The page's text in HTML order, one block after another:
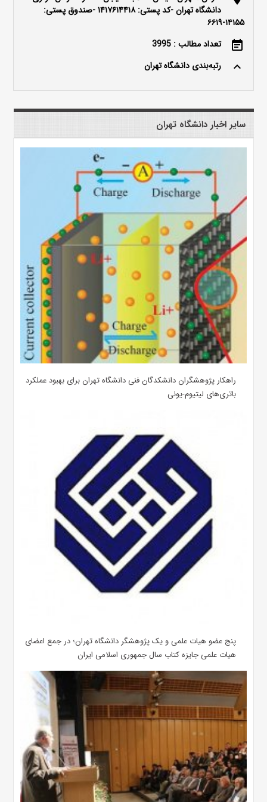
دانشگاه تهران -کد پستی: ۱۴۱۷۶۱۴۴۱۸ -صندوق پستی:
۱۴۱۵۵-۶۶۱۹
event_note تعداد مطالب : 3995
keyboard_arrow_up رتبه‌بندی دانشگاه تهران
سایر اخبار دانشگاه تهران
راهکار پژوهشگران دانشکدگان فنی دانشگاه تهران برای بهبود عملکرد
باتری‌های لیتیوم-یونی
پنج عضو هیات علمی و یک پژوهشگر دانشگاه تهران؛ در جمع اعضای
هیات علمی جایزه کتاب سال جمهوری اسلامی ایران